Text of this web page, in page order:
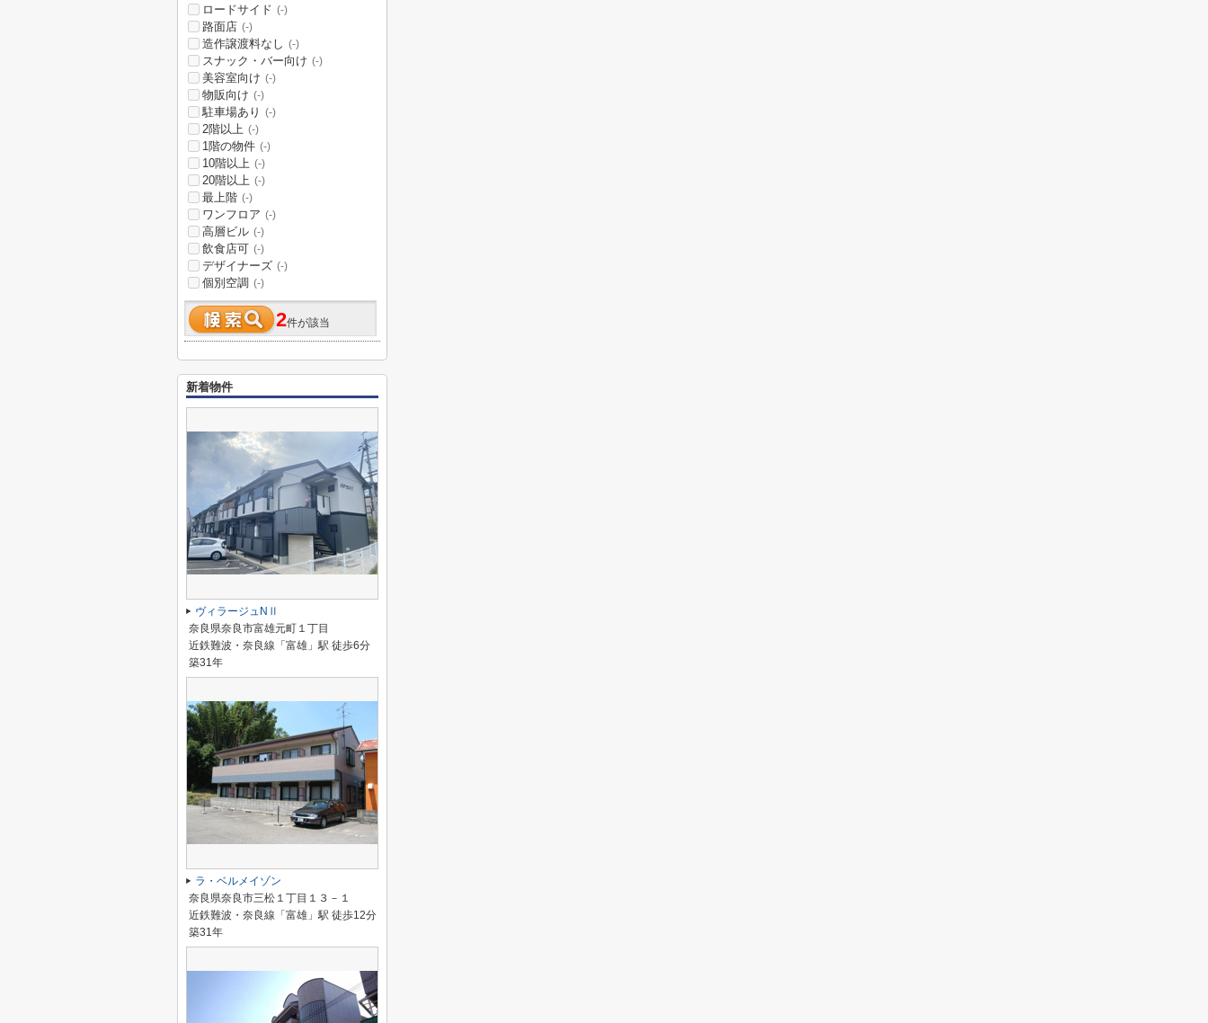
ロードサイド (-)
路面店 (-)
造作譲渡料なし (-)
スナック・バー向け (-)
美容室向け (-)
物販向け (-)
駐車場あり (-)
2階以上 (-)
1階の物件 (-)
10階以上 (-)
20階以上 (-)
最上階 (-)
ワンフロア (-)
高層ビル (-)
飲食店可 (-)
デザイナーズ (-)
個別空調 (-)
2件が該当
新着物件
ヴィラージュNⅡ
奈良県奈良市富雄元町１丁目
近鉄難波・奈良線「富雄」駅 徒歩6分
築31年
ラ・ベルメイゾン
奈良県奈良市三松１丁目１３－１
近鉄難波・奈良線「富雄」駅 徒歩12分
築31年